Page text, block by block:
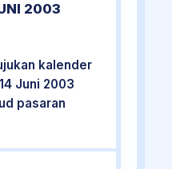
2003
kalender
Juni 2003
pasaran